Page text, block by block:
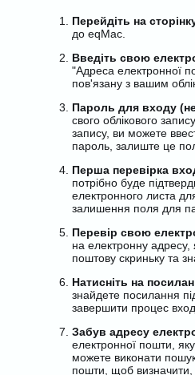
Перейдіть на
до eqMac
Введіть свою
"Адреса електронної
пов'язану з вашим
Пароль для входу
свого облікового
запису, ви можете
пароль, залиште це
Перша перевірка
потрібно буде
електронного листа
залишення поля для
Перевір свою
на електронну адресу,
поштову скриньку та
Натисніть на
знайдете посилання
завершити процес
Забув адресу
електронної пошти,
можете виконати пошук
пошти, щоб визначити,